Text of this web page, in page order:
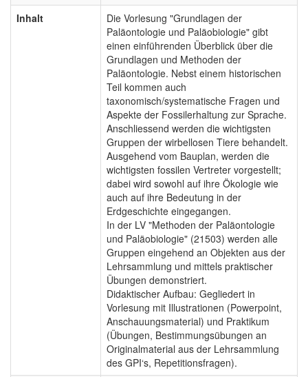
Inhalt
Die Vorlesung "Grundlagen der
Paläontologie und Paläobiologie" gibt
einen einführenden Überblick über die
Grundlagen und Methoden der
Paläontologie. Nebst einem historischen
Teil kommen auch
taxonomisch/systematische Fragen und
Aspekte der Fossilerhaltung zur Sprache.
Anschliessend werden die wichtigsten
Gruppen der wirbellosen Tiere behandelt.
Ausgehend vom Bauplan, werden die
wichtigsten fossilen Vertreter vorgestellt;
dabei wird sowohl auf ihre Ökologie wie
auch auf ihre Bedeutung in der
Erdgeschichte eingegangen.
In der LV "Methoden der Paläontologie
und Paläobiologie" (21503) werden alle
Gruppen eingehend an Objekten aus der
Lehrsammlung und mittels praktischer
Übungen demonstriert.
Didaktischer Aufbau: Gegliedert in
Vorlesung mit Illustrationen (Powerpoint,
Anschauungsmaterial) und Praktikum
(Übungen, Bestimmungsübungen an
Originalmaterial aus der Lehrsammlung
des GPI‘s, Repetitionsfragen).